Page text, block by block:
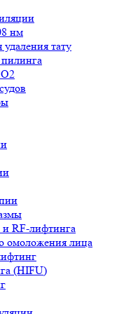
нм
тату
и RF-лифтинга
омоложения лица
(HIFU)